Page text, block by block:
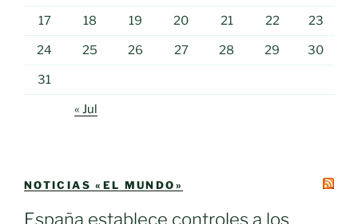
17 18 19 20 21 22 23
24 25 26 27 28 29 30
31
« Jul
NOTICIAS «EL MUNDO»
España establece controles a los